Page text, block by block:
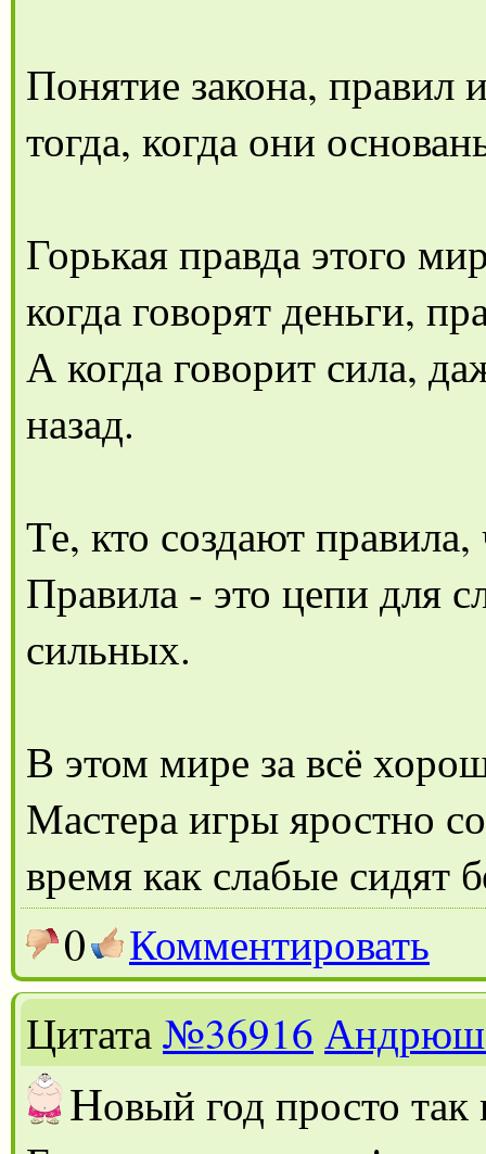
Понятие закона, правил
тогда, когда они
Горькая правда этого
когда говорят деньги,
А когда говорит сила,
назад.
Те, кто создают
Правила - это цепи для
сильных.
В этом мире за всё
Мастера игры яростно
время как слабые сидят
0
Комментировать
Цитата№36916
Новый год просто